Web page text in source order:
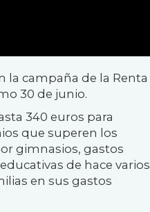
la campaña de la Renta
30 de junio.
340 euros para
que superen los
gimnasios, gastos
de hace varios
en sus gastos